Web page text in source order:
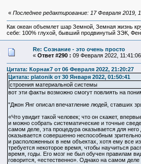
« Последнее редактирование: 17 Февраля 2019,
Как океан объемлет шар Земной, Земная жизнь
себе: 100% глухой, бывший продвинутый ЗЭК,
Re: Сознание - это очень просто
« Ответ #290 : 09 Февраля 2022,
Цитата: Корнак7 от 06 Февраля 2022, 21:20:27
Цитата: platonik от 30 Января 2022, 01:50:41
строения материальной системы
вот эти факты возможно смогут повлиять на
"Джон Янг описал впечатление людей, ставших
«Что увидит такой человек; что он скажет,
и можно собрать систематические и точные
самом деле, эта процедура оказывается для
оказывается совершенно неспособным
и расположенных в нем объектах, хотя ему все
требуется некоторое время, чтобы научиться
время, годы. Его мозг не был обучен правилам
говорится, «естественно». Однако на самом